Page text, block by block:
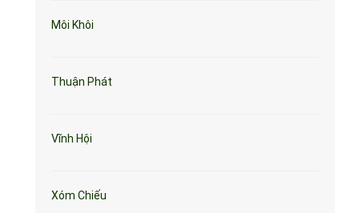
Môi Khôi
Thuận Phát
Vĩnh Hội
Xóm Chiếu